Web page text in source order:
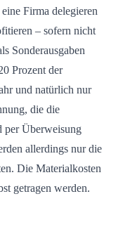
Firma delegieren
– sofern nicht
Sonderausgaben
Prozent der
und natürlich nur
die die
per Überweisung
allerdings nur die
Die Materialkosten
getragen werden.